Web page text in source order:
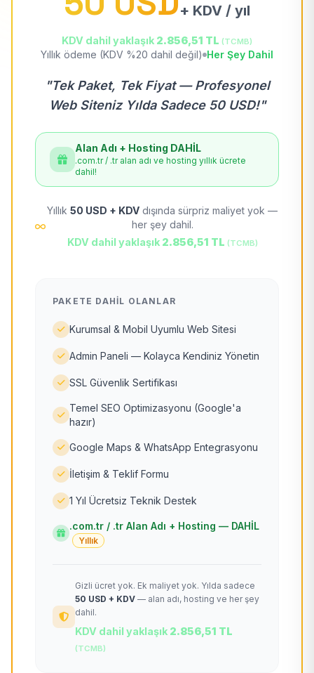
+ KDV / yıl
KDV dahil yaklaşık 2.856,51 TL (TCMB)
Yıllık ödeme (KDV %20 dahil değil) Her Şey Dahil
"Tek Paket, Tek Fiyat — Profesyonel
Web Siteniz Yılda Sadece 50 USD!"
Alan Adı + Hosting DAHİL
.com.tr / .tr alan adı ve hosting yıllık ücrete
dahil!
Yıllık 50 USD + KDV dışında sürpriz maliyet yok —
her şey dahil.
KDV dahil yaklaşık 2.856,51 TL (TCMB)
PAKETE DAHIL OLANLAR
Kurumsal & Mobil Uyumlu Web Sitesi
Admin Paneli — Kolayca Kendiniz Yönetin
SSL Güvenlik Sertifikası
Temel SEO Optimizasyonu (Google'a
hazır)
Google Maps & WhatsApp Entegrasyonu
İletişim & Teklif Formu
1 Yıl Ücretsiz Teknik Destek
.com.tr / .tr Alan Adı + Hosting — DAHİL
Yıllık
Gizli ücret yok. Ek maliyet yok. Yılda sadece
50 USD + KDV — alan adı, hosting ve her şey
dahil.
KDV dahil yaklaşık 2.856,51 TL
(TCMB)